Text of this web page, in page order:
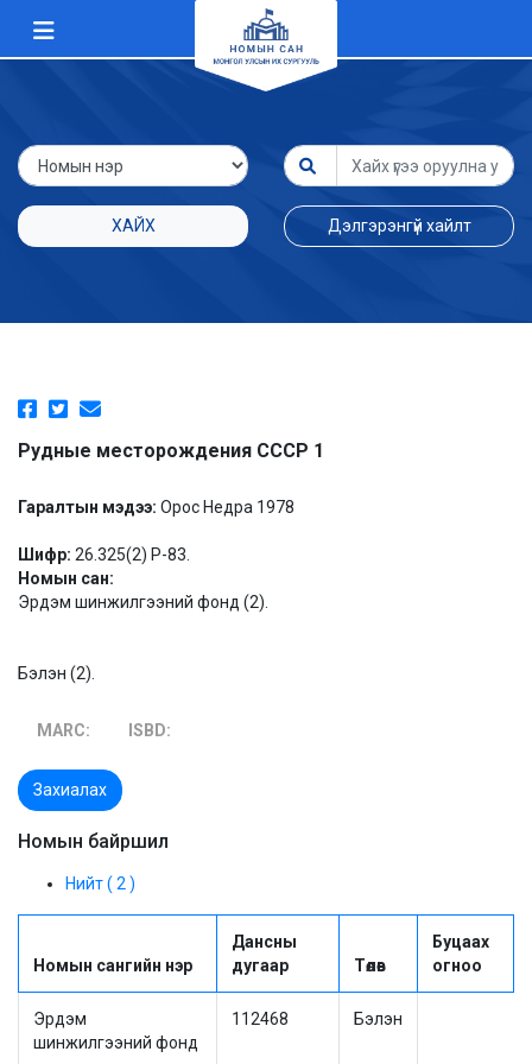
ХАЙХ Дэлгэрэнгүй хайлт
Рудные месторождения СССР 1
Гаралтын мэдээ: Орос Недра 1978
Шифр: 26.325(2) Р-83.
Номын сан:
Эрдэм шинжилгээний фонд (2).
Бэлэн (2).
MARC: ISBD:
Захиалах
Номын байршил
Нийт ( 2 )
Номын сангийн нэр
Дансны
дугаар
Төлөв
Буцаах
огноо
Эрдэм
шинжилгээний фонд
112468 Бэлэн